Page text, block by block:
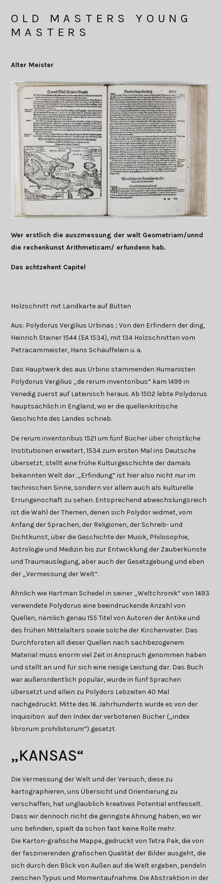
OLD MASTERS YOUNG
MASTERS
Alter Meister
Wer erstlich die auszmessung der welt Geometriam/unnd
die rechenkunst Arithmeticam/ erfundenn hab.
Das achtzehent Capitel
Holzschnitt mit Landkarte auf Bütten
Aus: Polydorus Vergilius Urbinas ; Von den Erfindern der ding,
Heinrich Steiner 1544 (EA 1534), mit 134 Holzschnitten vom
Petracammeister, Hans Schäuffelein u. a.
Das Hauptwerk des aus Urbino stammenden Humanisten
Polydorus Vergilius „de rerum inventoribus“ kam 1499 in
Venedig zuerst auf Lateinisch heraus. Ab 1502 lebte Polydorus
hauptsächlich in England, wo er die quellenkritische
Geschichte des Landes schrieb.
De rerum inventoribus 1521 um fünf Bücher über christliche
Institutionen erweitert, 1534 zum ersten Mal ins Deutsche
übersetzt, stellt eine frühe Kulturgeschichte der damals
bekannten Welt dar. „Erfindung“ ist hier also nicht nur im
technischen Sinne, sondern vor allem auch als kulturelle
Errungenschaft zu sehen. Entsprechend abwechslungsreich
ist die Wahl der Themen, denen sich Polydor widmet, vom
Anfang der Sprachen, der Religionen, der Schreib- und
Dichtkunst, über die Geschichte der Musik, Philosophie,
Astrologie und Medizin bis zur Entwicklung der Zauberkünste
und Traumauslegung, aber auch der Gesetzgebung und eben
der „Vermessung der Welt“.
Ähnlich wie Hartman Schedel in seiner „Weltchronik“ von 1493
verwendete Polydorus eine beeindruckende Anzahl von
Quellen, nämlich genau 155 Titel von Autoren der Antike und
des frühen Mittelalters sowie solche der Kirchenväter. Das
Durchforsten all dieser Quellen nach sachbezogenem
Material muss enorm viel Zeit in Anspruch genommen haben
und stellt an und für sich eine riesige Leistung dar. Das Buch
war außerordentlich populär, wurde in fünf Sprachen
übersetzt und allein zu Polydors Lebzeiten 40 Mal
nachgedruckt. Mitte des 16. Jahrhunderts wurde es von der
Inquisition auf den Index der verbotenen Bücher („index
librorum prohibitorum“) gesetzt.
„KANSAS“
Die Vermessung der Welt und der Versuch, diese zu
kartographieren, uns Übersicht und Orientierung zu
verschaffen, hat unglaublich kreatives Potential entfesselt.
Dass wir dennoch nicht die geringste Ahnung haben, wo wir
uns befinden, spielt da schon fast keine Rolle mehr.
Die Karton-grafische Mappe, gedruckt von Tetra Pak, die von
der faszinierenden grafischen Qualität der Bilder ausgeht, die
sich durch den Blick von Außen auf die Welt ergeben, pendeln
zwischen Typus und Momentaufnahme. Die Abstraktion in der